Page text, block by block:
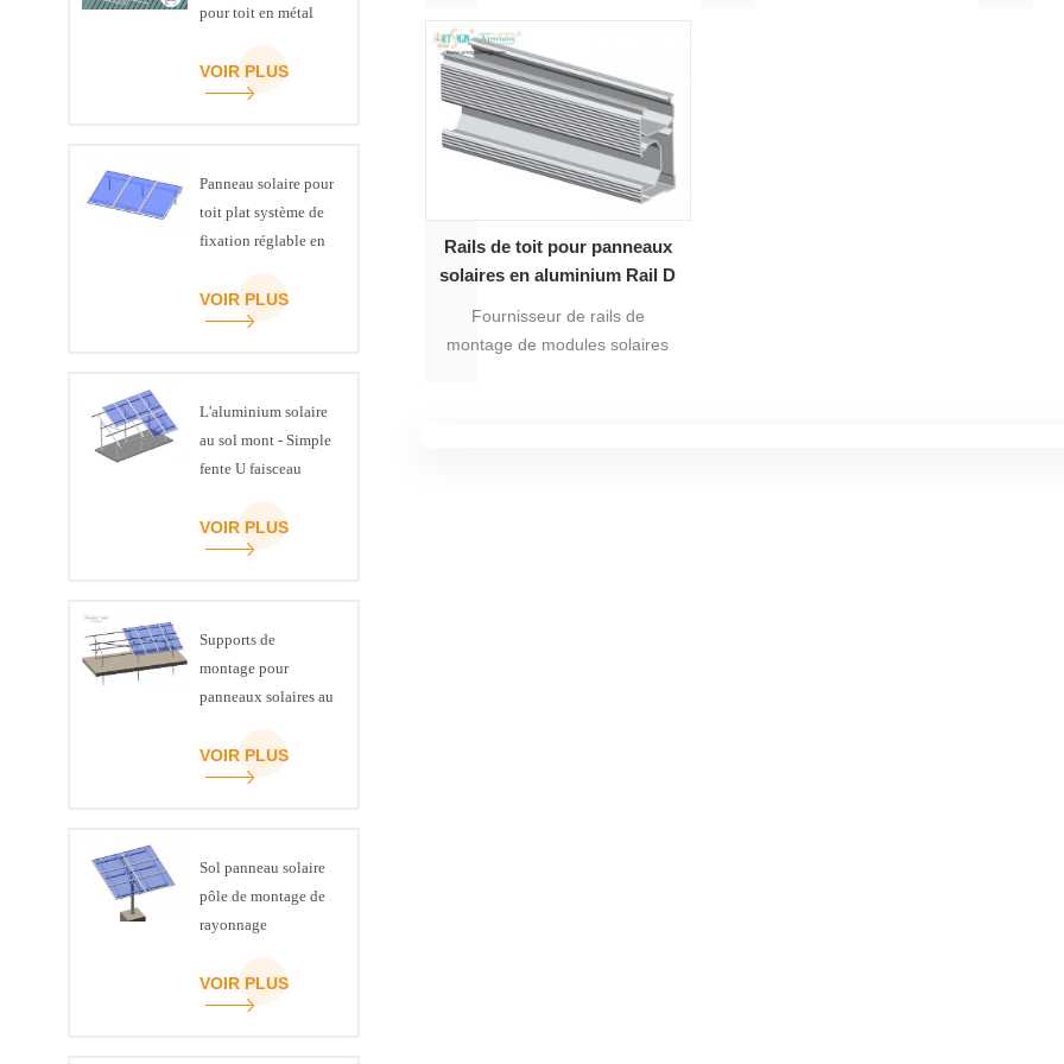
d'autres accessoires solaires
peut très bien supporter les
panneaux, ce qui rend le
montage sur rail photovoltaïque
plus solide et plus stable.
Rails de toit pour panneaux
solaires en aluminium Rail D
Fournisseur de rails de
montage de modules solaires
pour toit en métal
VOIR PLUS
Panneau solaire pour
toit plat système de
fixation réglable en
VOIR PLUS
L'aluminium solaire
au sol mont - Simple
fente U faisceau
VOIR PLUS
Supports de
montage pour
panneaux solaires au
ART SIGN
VOIR PLUS
Sol panneau solaire
pôle de montage de
rayonnage
VOIR PLUS